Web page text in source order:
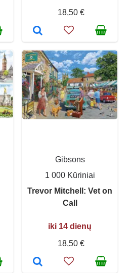
18,50 €
Gibsons
1 000 Kūriniai
Trevor Mitchell: Vet on
Call
iki 14 dienų
18,50 €